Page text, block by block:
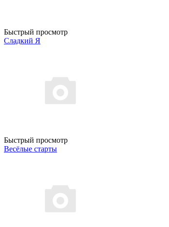
Быстрый просмотр
Сладкий Я
Быстрый просмотр
Весёлые старты